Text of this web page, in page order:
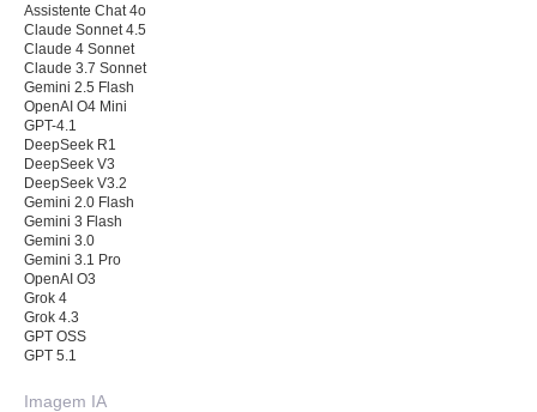
Assistente Chat 4o
Claude Sonnet 4.5
Claude 4 Sonnet
Claude 3.7 Sonnet
Gemini 2.5 Flash
OpenAI O4 Mini
GPT-4.1
DeepSeek R1
DeepSeek V3
DeepSeek V3.2
Gemini 2.0 Flash
Gemini 3 Flash
Gemini 3.0
Gemini 3.1 Pro
OpenAI O3
Grok 4
Grok 4.3
GPT OSS
GPT 5.1
Imagem IA